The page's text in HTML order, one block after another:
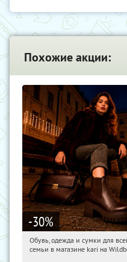
Похожие акции:
-30%
21:27:04
Обувь, одежда и сумки для
семьи в магазине kari на